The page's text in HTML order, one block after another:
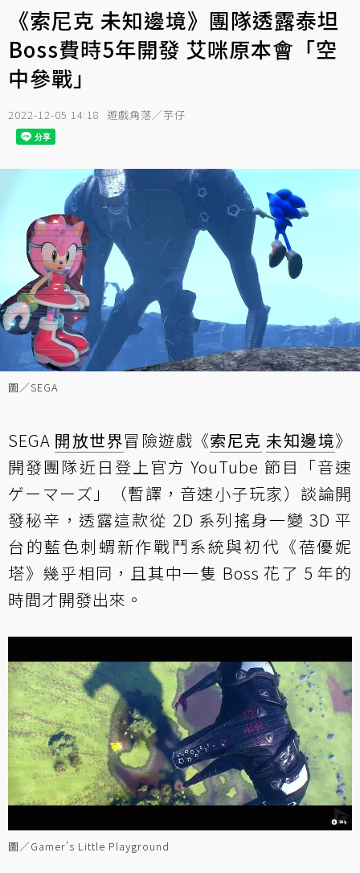
《索尼克 未知邊境》團隊透露泰坦
Boss費時5年開發 艾咪原本會「空
中參戰」
2022-12-05 14:18 遊戲角落／芋仔
圖／SEGA
SEGA 開放世界冒險遊戲《索尼克 未知邊境》
開發團隊近日登上官方 YouTube 節目「音速
ゲーマーズ」（暫譯，音速小子玩家）談論開
發秘辛，透露這款從 2D 系列搖身一變 3D 平
台的藍色刺蝟新作戰鬥系統與初代《蓓優妮
塔》幾乎相同，且其中一隻 Boss 花了 5 年的
時間才開發出來。
圖／Gamer's Little Playground